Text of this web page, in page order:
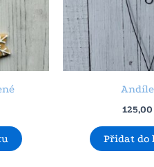
125,00
Přidat do